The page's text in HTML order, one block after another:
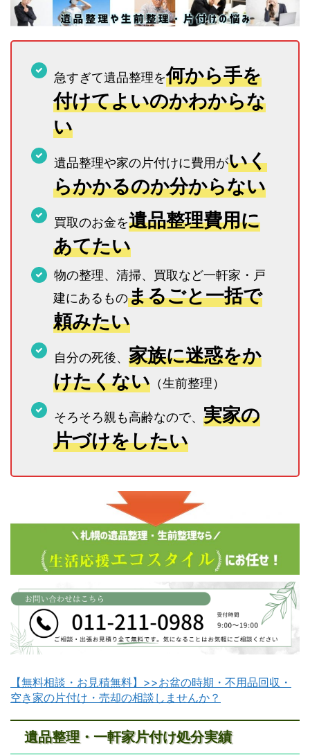
急すぎて遺品整理を何から手を
付けてよいのかわからな
い
遺品整理や家の片付けに費用がいく
らかかるのか分からない
買取のお金を遺品整理費用に
あてたい
物の整理、清掃、買取など一軒家・戸
建にあるものまるごと一括で
頼みたい
自分の死後、 家族に迷惑をか
けたくない （生前整理）
そろそろ親も高齢なので、 実家の
片づけをしたい
【無料相談・お見積無料】>>お盆の時期・不用品回収・
空き家の片付け・売却の相談しませんか？
遺品整理・一軒家片付け処分実績